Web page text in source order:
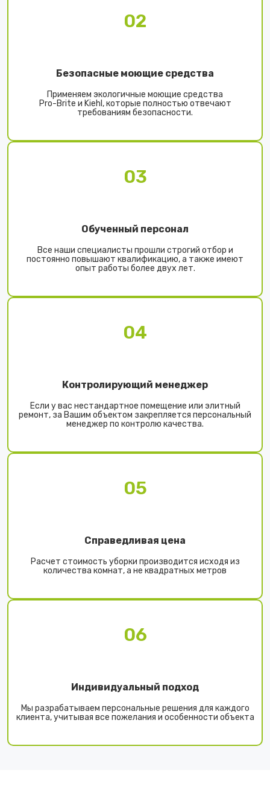
02
Безопасные моющие средства
Применяем экологичные моющие средства
Pro-Brite и Kiehl, которые полностью отвечают
требованиям безопасности.
03
Обученный персонал
Все наши специалисты прошли строгий отбор и
постоянно повышают квалификацию, а также имеют
опыт работы более двух лет.
04
Контролирующий менеджер
Если у вас нестандартное помещение или элитный
ремонт, за Вашим объектом закрепляется персональный
менеджер по контролю качества.
05
Справедливая цена
Расчет стоимость уборки производится исходя из
количества комнат, а не квадратных метров
06
Индивидуальный подход
Мы разрабатываем персональные решения для каждого
клиента, учитывая все пожелания и особенности объекта